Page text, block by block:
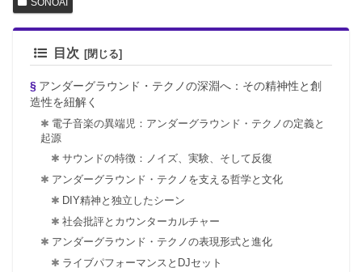
SONOAI
目次
アンダーグラウンド・テクノの深淵へ：その精神性と創
造性を紐解く
電子音楽の異端児：アンダーグラウンド・テクノの定義と
起源
サウンドの特徴：ノイズ、実験、そして反復
アンダーグラウンド・テクノを支える哲学と文化
DIY精神と独立したシーン
社会批評とカウンターカルチャー
アンダーグラウンド・テクノの表現形式と進化
ライブパフォーマンスとDJセット